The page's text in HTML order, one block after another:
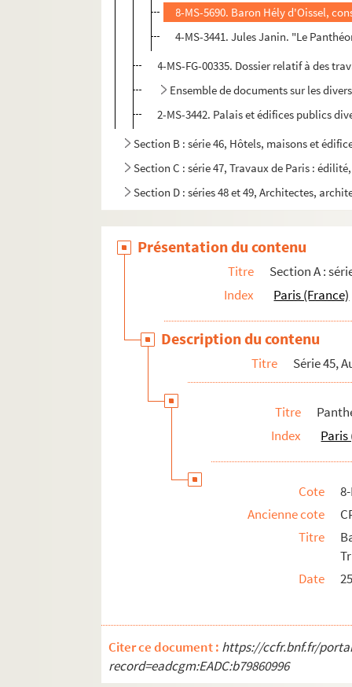
8-MS-5690. Baron Hély d'Oissel,
4-MS-3441. Jules Janin. "Le
4-MS-FG-00335. Dossier relatif à des
Ensemble de documents sur les
2-MS-3442. Palais et édifices publics
Section B : série 46, Hôtels, maisons et
Section C : série 47, Travaux de Paris :
Section D : séries 48 et 49, Architectes,
Présentation du contenu
Titre
Section A :
Index
Paris (France)
Description du contenu
Titre Série 45,
Titre
Index
Paris
Cote
Ancienne cote
Titre
Date
Citer ce document : https://ccfr.bnf.fr/
record=eadcgm:EADC:b79860996